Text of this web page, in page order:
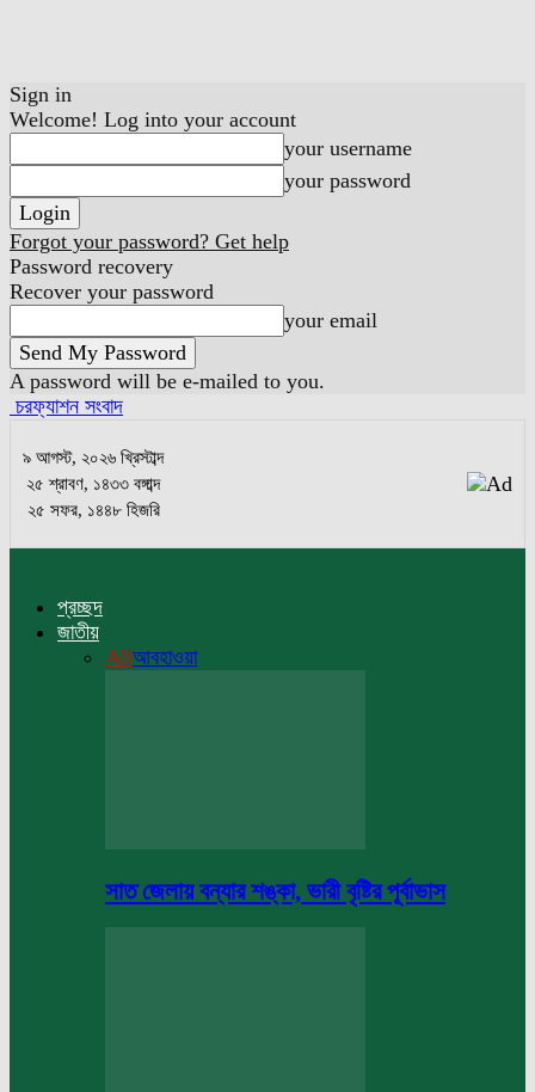
Sign in
Welcome! Log into your account
your username
your password
Forgot your password? Get help
Password recovery
Recover your password
your email
A password will be e-mailed to you.
চরফ্যাশন সংবাদ
৯ আগস্ট, ২০২৬ খ্রিস্টাব্দ
২৫ শ্রাবণ, ১৪৩৩ বঙ্গাব্দ
২৫ সফর, ১৪৪৮ হিজরি
প্রচ্ছদ
জাতীয়
Allআবহাওয়া
সাত জেলায় বন্যার শঙ্কা, ভারী বৃষ্টির পূর্বাভাস